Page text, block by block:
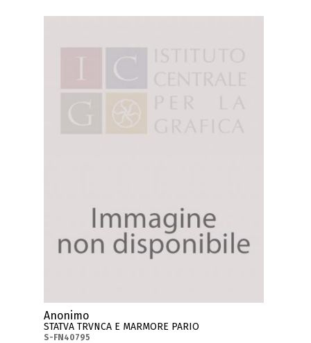
Anonimo
STATVA TRVNCA E MARMORE PARIO
S-FN40795